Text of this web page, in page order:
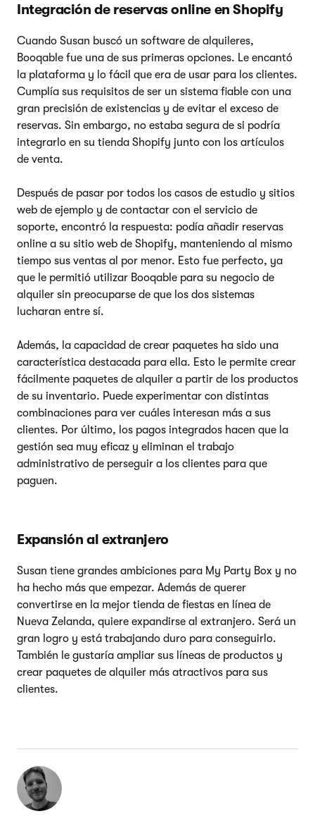
Integración de reservas online en Shopify
Cuando Susan buscó un software de alquileres,
Booqable fue una de sus primeras opciones. Le encantó
la plataforma y lo fácil que era de usar para los clientes.
Cumplía sus requisitos de ser un sistema fiable con una
gran precisión de existencias y de evitar el exceso de
reservas. Sin embargo, no estaba segura de si podría
integrarlo en su tienda Shopify junto con los artículos
de venta.
Después de pasar por todos los casos de estudio y sitios
web de ejemplo y de contactar con el servicio de
soporte, encontró la respuesta: podía añadir reservas
online a su sitio web de Shopify, manteniendo al mismo
tiempo sus ventas al por menor. Esto fue perfecto, ya
que le permitió utilizar Booqable para su negocio de
alquiler sin preocuparse de que los dos sistemas
lucharan entre sí.
Además, la capacidad de crear paquetes ha sido una
característica destacada para ella. Esto le permite crear
fácilmente paquetes de alquiler a partir de los productos
de su inventario. Puede experimentar con distintas
combinaciones para ver cuáles interesan más a sus
clientes. Por último, los pagos integrados hacen que la
gestión sea muy eficaz y eliminan el trabajo
administrativo de perseguir a los clientes para que
paguen.
Expansión al extranjero
Susan tiene grandes ambiciones para My Party Box y no
ha hecho más que empezar. Además de querer
convertirse en la mejor tienda de fiestas en línea de
Nueva Zelanda, quiere expandirse al extranjero. Será un
gran logro y está trabajando duro para conseguirlo.
También le gustaría ampliar sus líneas de productos y
crear paquetes de alquiler más atractivos para sus
clientes.